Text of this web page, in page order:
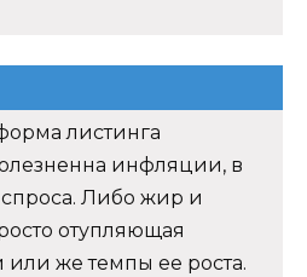
листинга
инфляции, в
Либо жир и
отупляющая
или же темпы ее роста.